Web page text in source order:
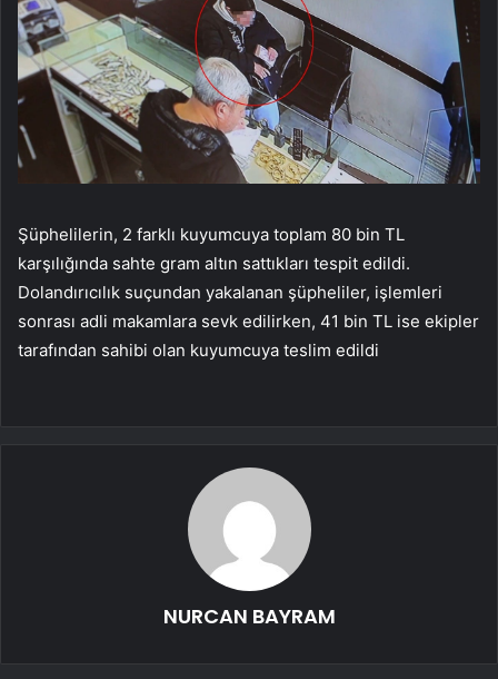
Şüphelilerin, 2 farklı kuyumcuya toplam 80 bin TL
karşılığında sahte gram altın sattıkları tespit edildi.
Dolandırıcılık suçundan yakalanan şüpheliler, işlemleri
sonrası adli makamlara sevk edilirken, 41 bin TL ise ekipler
tarafından sahibi olan kuyumcuya teslim edildi
NURCAN BAYRAM